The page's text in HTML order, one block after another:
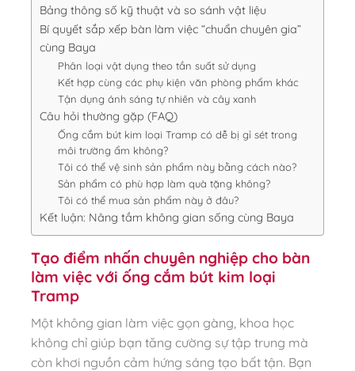
Bảng thông số kỹ thuật và so sánh vật liệu
Bí quyết sắp xếp bàn làm việc “chuẩn chuyên gia”
cùng Baya
Phân loại vật dụng theo tần suất sử dụng
Kết hợp cùng các phụ kiện văn phòng phẩm khác
Tận dụng ánh sáng tự nhiên và cây xanh
Câu hỏi thường gặp (FAQ)
Ống cắm bút kim loại Tramp có dễ bị gỉ sét trong
môi trường ẩm không?
Tôi có thể vệ sinh sản phẩm này bằng cách nào?
Sản phẩm có phù hợp làm quà tặng không?
Tôi có thể mua sản phẩm này ở đâu?
Kết luận: Nâng tầm không gian sống cùng Baya
Tạo điểm nhấn chuyên nghiệp cho bàn
làm việc với ống cắm bút kim loại
Tramp
Một không gian làm việc gọn gàng, khoa học
không chỉ giúp bạn tăng cường sự tập trung mà
còn khơi nguồn cảm hứng sáng tạo bất tận. Bạn